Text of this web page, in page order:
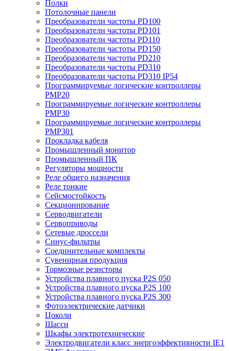
Полки
Потолочные панели
Преобразователи частоты PD100
Преобразователи частоты PD101
Преобразователи частоты PD110
Преобразователи частоты PD150
Преобразователи частоты PD210
Преобразователи частоты PD310
Преобразователи частоты PD310 IP54
Программируемые логические контроллеры
PMP20
Программируемые логические контроллеры
PMP30
Программируемые логические контроллеры
PMP301
Прокладка кабеля
Промышленный монитор
Промышленный ПК
Регуляторы мощности
Реле общего назначения
Реле тонкие
Сейсмостойкость
Секционирование
Серводвигатели
Сервоприводы
Сетевые дроссели
Синус-фильтры
Соединительные комплекты
Сувенирная продукция
Тормозные резисторы
Устройства плавного пуска P2S 050
Устройства плавного пуска P2S 100
Устройства плавного пуска P2S 300
Фотоэлектрические датчики
Цоколи
Шасси
Шкафы электротехнические
Электродвигатели класс энергоэффективности IE1